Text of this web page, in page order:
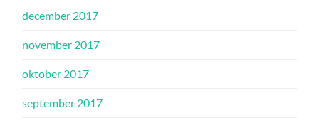
december 2017
november 2017
oktober 2017
september 2017